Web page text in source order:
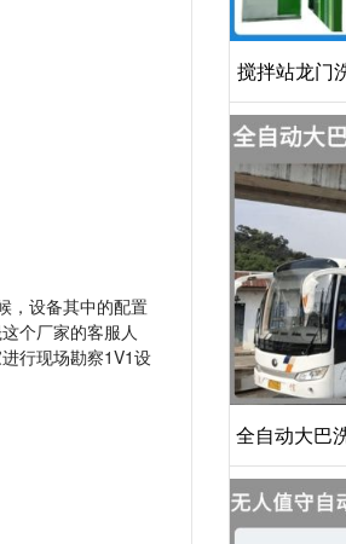
，设备其中的配置
个厂家的客服人
行现场勘察1V1设
搅拌站龙门
洁净
全自动大巴
启动